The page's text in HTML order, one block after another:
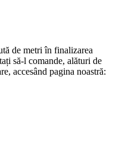
de metri în finalizarea
să-l comande, alături de
accesând pagina noastră: